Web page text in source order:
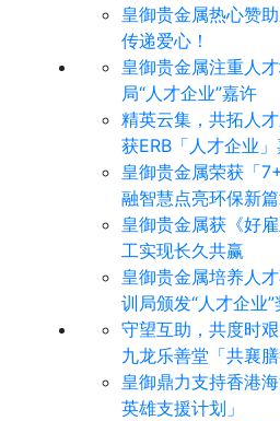
皇御贵金属热心赞
传递爱心！
皇御贵金属注重人
局“人才企业”嘉许
精英云集，共拓人
获ERB「人才企业
皇御贵金属荣获「
融智慧点亮环保新篇
皇御贵金属获《好
工实现长久共赢
皇御贵金属培养人
训局颁发“人才企业”
守望互助，共度时
九龙乐善堂「共襄
皇御鼎力支持香港
英雄支援计划」